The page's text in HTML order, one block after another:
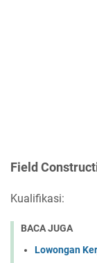
Field
Kualifikasi:
BACA JUGA
Lowongan